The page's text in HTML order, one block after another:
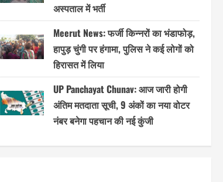
अस्पताल में भर्ती
Meerut News: फर्जी किन्नरों का भंडाफोड़,
हापुड़ चुंगी पर हंगामा, पुलिस ने कई लोगों को
हिरासत में लिया
UP Panchayat Chunav: आज जारी होगी
अंतिम मतदाता सूची, 9 अंकों का नया वोटर
नंबर बनेगा पहचान की नई कुंजी